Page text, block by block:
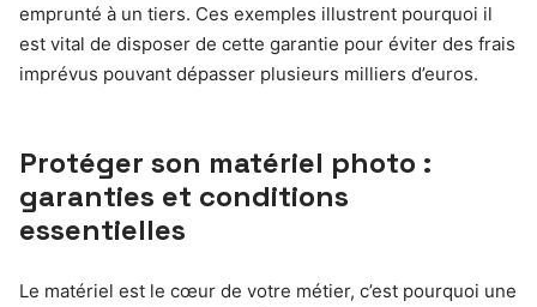
emprunté à un tiers. Ces exemples illustrent pourquoi il
est vital de disposer de cette garantie pour éviter des frais
imprévus pouvant dépasser plusieurs milliers d’euros.
Protéger son matériel photo :
garanties et conditions
essentielles
Le matériel est le cœur de votre métier, c’est pourquoi une